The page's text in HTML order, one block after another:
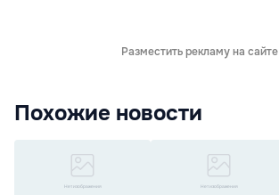
Разместить рекламу на сайте
Похожие новости